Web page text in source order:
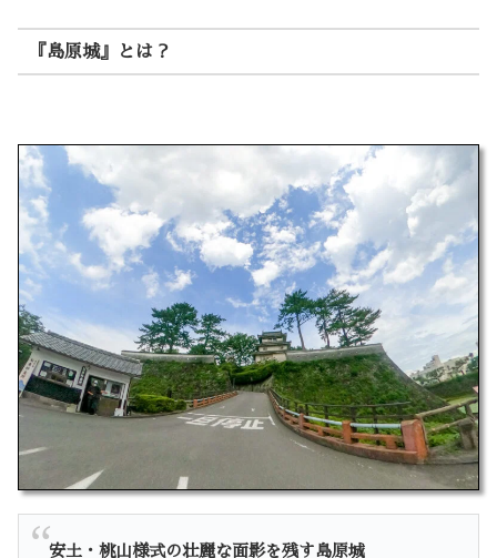
『島原城』とは？
安土・桃山様式の壮麗な面影を残す島原城